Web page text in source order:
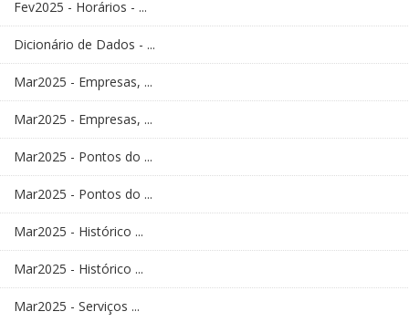
Fev2025 - Horários - ...
Dicionário de Dados - ...
Mar2025 - Empresas, ...
Mar2025 - Empresas, ...
Mar2025 - Pontos do ...
Mar2025 - Pontos do ...
Mar2025 - Histórico ...
Mar2025 - Histórico ...
Mar2025 - Serviços ...